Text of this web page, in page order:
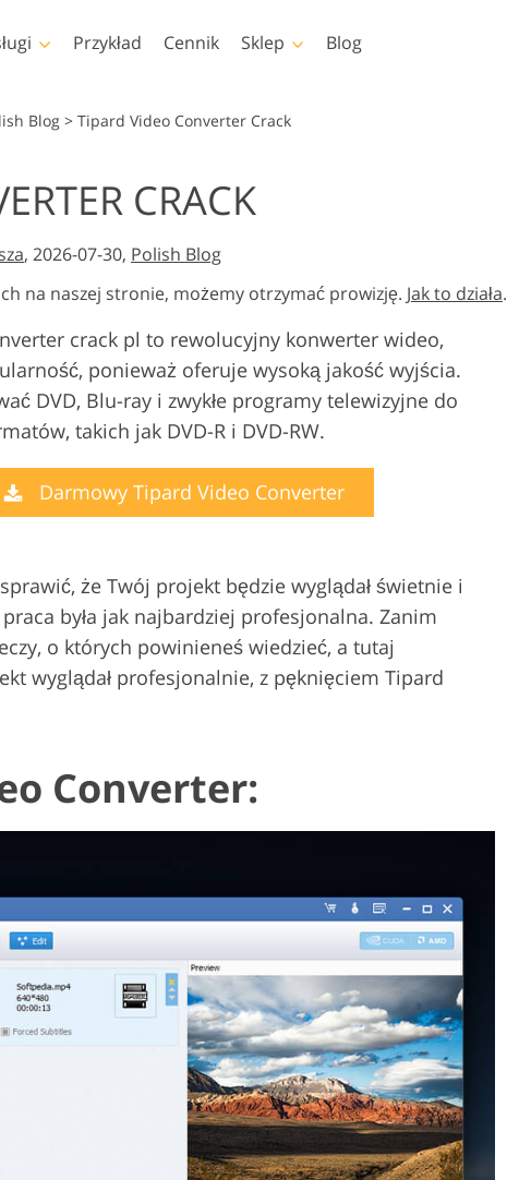
ciała
Retusz zdjęć dla dzieci
Usługi
przez
Usługi manipulacji
obrazem
Foto Przywracanie Usługi
Przykład Cennik Sklep
Kolekcje
Templates
Szablony marketingowe
Zaproszenia ślubne
Zaproszenie na urodziny
Blog
Blog > Tipard Video Converter Crack
CRACK
, 2026-07-30, Polish Blog
na naszej stronie, możemy otrzymać prowizję. Jak to działa.
crack pl to rewolucyjny konwerter wideo,
ponieważ oferuje wysoką jakość wyjścia.
DVD, Blu-ray i zwykłe programy telewizyjne do
takich jak DVD-R i DVD-RW.
Darmowy Tipard Video Converter
że Twój projekt będzie wyglądał świetnie i
była jak najbardziej profesjonalna. Zanim
o których powinieneś wiedzieć, a tutaj
wyglądał profesjonalnie, z pęknięciem Tipard
Converter: